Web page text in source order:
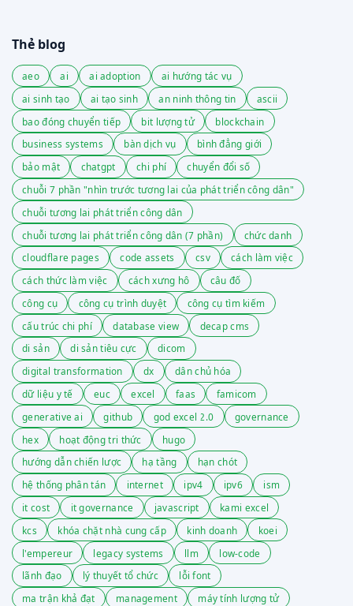
Thẻ blog
aeo ai ai adoption
ai hướng tác vụ
ai sinh tạo
ai tạo sinh an ninh thông tin
ascii
bao đóng chuyển tiếp
bit lượng tử
blockchain
business systems
bàn dịch vụ
bình đẳng giới
bảo mật
chatgpt chi phí
chuyển đổi số
chuỗi 7 phần "nhìn trước tương lai của phát triển công dân"
chuỗi tương lai phát triển công dân
chuỗi tương lai phát triển công dân (7 phần)
chức danh
cloudflare pages
code assets csv
cách làm việc
cách thức làm việc
cách xưng hô
câu đố
công cụ
công cụ trình duyệt
công cụ tìm kiếm
cấu trúc chi phí
database view
decap cms
di sản
di sản tiêu cực
dicom
digital transformation
dx
dân chủ hóa
dữ liệu y tế
euc excel faas
famicom
generative ai
github god excel 2.0
governance
hex
hoạt động tri thức
hugo
hướng dẫn chiến lược
hạ tầng
hạn chót
hệ thống phân tán
internet ipv4 ipv6
ism
it cost
it governance javascript
kami excel
kcs
khóa chặt nhà cung cấp kinh doanh
koei
l'empereur
legacy systems llm
low-code
lãnh đạo
lý thuyết tổ chức
lỗi font
ma trận khả đạt
management
máy tính lượng tử